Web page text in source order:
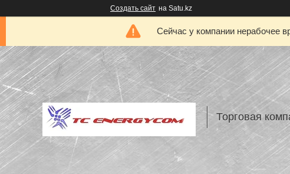
Создать сайт на Satu.kz
Сейчас у компании нерабочее
Торговая